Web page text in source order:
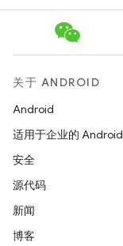
关于 ANDROID
Android
适用于企业的 Android
安全
源代码
新闻
博客